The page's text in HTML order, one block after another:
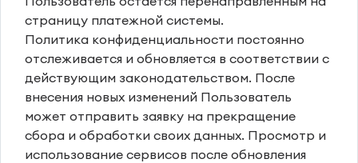
страницу платежной системы.
Политика конфиденциальности постоянно
отслеживается и обновляется в соответствии с
действующим законодательством. После
внесения новых изменений Пользователь
может отправить заявку на прекращение
сбора и обработки своих данных. Просмотр и
использование сервисов после обновления